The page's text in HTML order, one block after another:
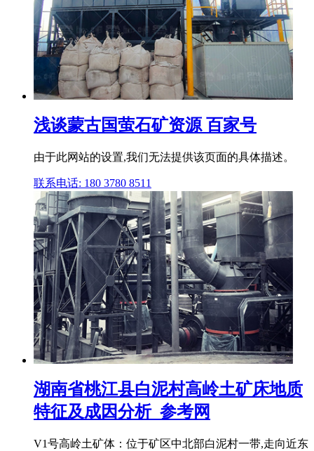
浅谈蒙古国萤石矿资源 百家号
由于此网站的设置,我们无法提供该页面的具体描述。
联系电话: 180 3780 8511
湖南省桃江县白泥村高岭土矿床地质
特征及成因分析_参考网
V1号高岭土矿体：位于矿区中北部白泥村一带,走向近东